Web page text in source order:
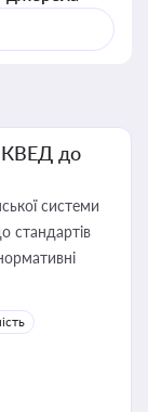
КВЕД до
системи
стандартів